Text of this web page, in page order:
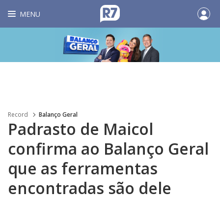
MENU
Record Balanço Geral
Padrasto de Maicol
confirma ao Balanço Geral
que as ferramentas
encontradas são dele